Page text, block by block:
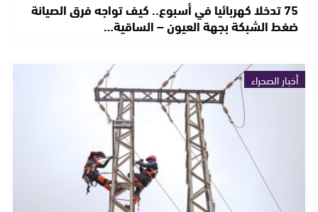
75 تدخلا كهربائيا في أسبوع.. كيف تواجه فرق الصيانة
ضغط الشبكة بجهة العيون – الساقية…
أخبار الصحراء